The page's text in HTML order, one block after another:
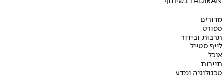
מדורים
ספורט
תרבות ובידור
לייף סטייל
אוכל
תיירות
טכנולוגיה ומדע